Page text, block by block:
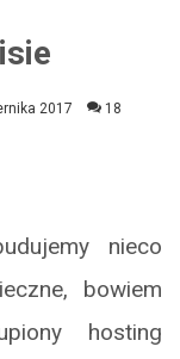
2017 18
nieco
bowiem
hosting